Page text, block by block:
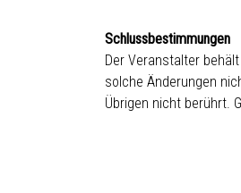
Schlussbestimmungen
Der Veranstalter
solche Änderungen
Übrigen nicht berührt.